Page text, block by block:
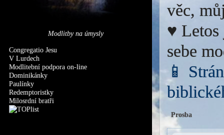
Modlitby na úmysly
Congregatio Jesu
V Lurdech
Modlitební podpora on-line
Dominikánky
Paulínky
Redemptoristky
Milosrdní bratři
věc,
♥ Letos
sebe
📱
Prosba